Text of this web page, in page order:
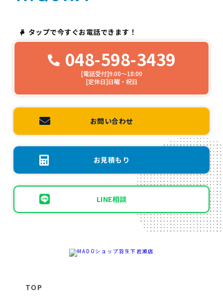
タップで今すぐお電話できます！
048-598-3439
[電話受付]9:00～18:00
[定休日]日曜・祝日
お問い合わせ
お見積もり
LINE相談
TOP